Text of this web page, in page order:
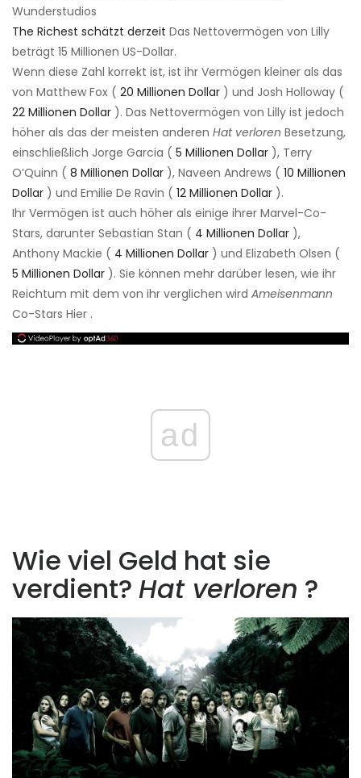
Wunderstudios
The Richest schätzt derzeit Das Nettovermögen von Lilly
beträgt 15 Millionen US-Dollar.
Wenn diese Zahl korrekt ist, ist ihr Vermögen kleiner als das
von Matthew Fox ( 20 Millionen Dollar ) und Josh Holloway (
22 Millionen Dollar ). Das Nettovermögen von Lilly ist jedoch
höher als das der meisten anderen Hat verloren Besetzung,
einschließlich Jorge Garcia ( 5 Millionen Dollar ), Terry
O’Quinn ( 8 Millionen Dollar ), Naveen Andrews ( 10 Millionen
Dollar ) und Emilie De Ravin ( 12 Millionen Dollar ).
Ihr Vermögen ist auch höher als einige ihrer Marvel-Co-
Stars, darunter Sebastian Stan ( 4 Millionen Dollar ),
Anthony Mackie ( 4 Millionen Dollar ) und Elizabeth Olsen (
5 Millionen Dollar ). Sie können mehr darüber lesen, wie ihr
Reichtum mit dem von ihr verglichen wird Ameisenmann
Co-Stars Hier .
ad
Wie viel Geld hat sie
verdient? Hat verloren ?